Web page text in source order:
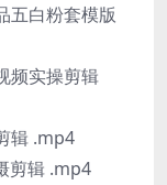
五白粉套模版
频实操剪辑
辑 .mp4
剪辑 .mp4